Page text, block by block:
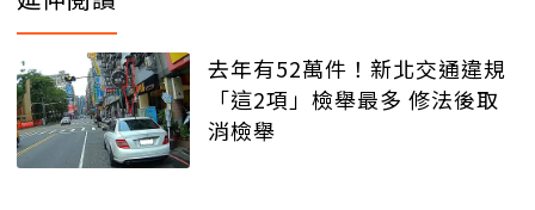
去年有52萬件！新北交通違規
「這2項」檢舉最多 修法後取
消檢舉